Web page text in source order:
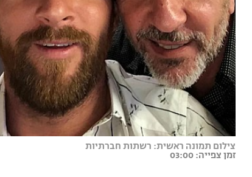
צילום תמונה ראשית: רשתות חברתיות
זמן צפייה: 03:00